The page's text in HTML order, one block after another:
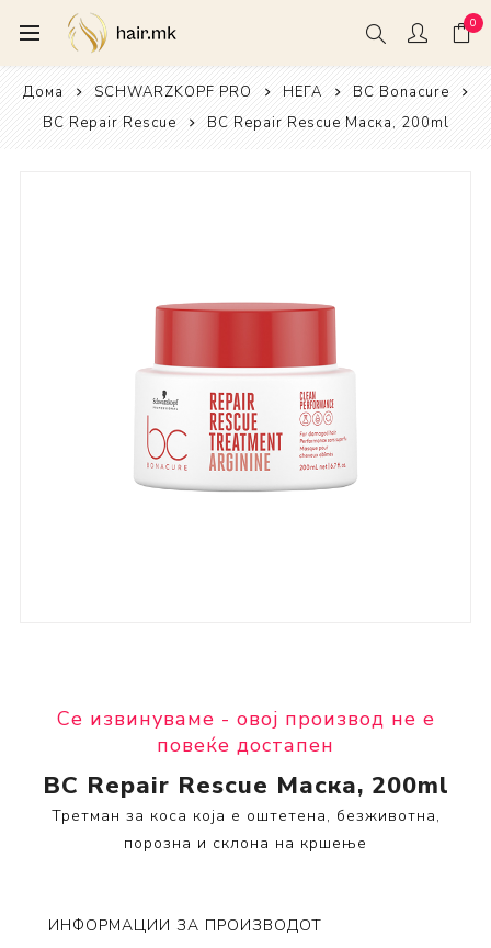
0
Дома SCHWARZKOPF PRO НЕГА
BC Bonacure
BC Repair Rescue
BC Repair Rescue Маска, 200ml
Се извинуваме - овој производ не е
повеќе достапен
BC Repair Rescue Маска, 200ml
Третман за коса која е оштетена, безживотна,
порозна и склона на кршење
ИНФОРМАЦИИ ЗА ПРОИЗВОДОТ